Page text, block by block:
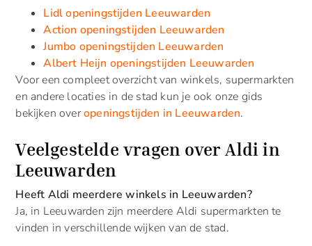
Lidl openingstijden Leeuwarden
Action openingstijden Leeuwarden
Jumbo openingstijden Leeuwarden
Albert Heijn openingstijden Leeuwarden
Voor een compleet overzicht van winkels, supermarkten
en andere locaties in de stad kun je ook onze gids
bekijken overopeningstijden in Leeuwarden.
Veelgestelde vragen over Aldi in
Leeuwarden
Heeft Aldi meerdere winkels in Leeuwarden?
Ja, in Leeuwarden zijn meerdere Aldi supermarkten te
vinden in verschillende wijken van de stad.